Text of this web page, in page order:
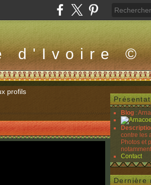
d'Ivoire ©
profils
Blog :
contre les
Photos et
Contact
Dernière